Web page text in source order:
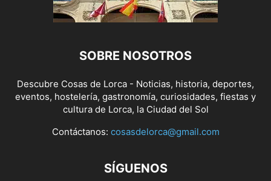
SOBRE NOSOTROS
Descubre Cosas de Lorca - Noticias, historia, deportes,
eventos, hostelería, gastronomía, curiosidades, fiestas y
cultura de Lorca, la Ciudad del Sol
Contáctanos: cosasdelorca@gmail.com
SÍGUENOS